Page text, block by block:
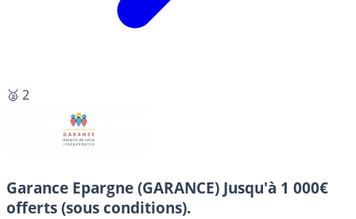
🥈 2
Garance Epargne (GARANCE) Jusqu'à 1 000€
offerts (sous conditions).